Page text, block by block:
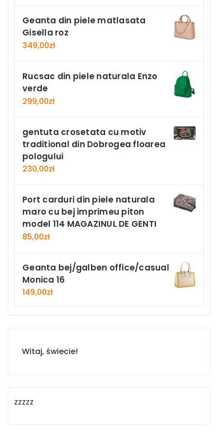
Geanta din piele matlasata
Gisella roz
349,00zł
Rucsac din piele naturala Enzo
verde
299,00zł
gentuta crosetata cu motiv
traditional din Dobrogea floarea
pologului
230,00zł
Port carduri din piele naturala
maro cu bej imprimeu piton
model 114 MAGAZINUL DE GENTI
85,00zł
Geanta bej/galben office/casual
Monica 16
149,00zł
Witaj, świecie!
zzzzz